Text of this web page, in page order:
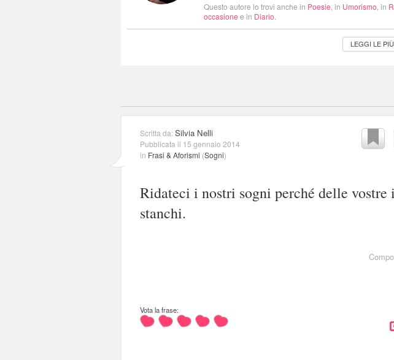
Questo autore lo trovi anche in Poesie , in Umorismo , in
occasione e in Diario
LEGGI LE
Scritta da:Silvia Nelli
Pubblicata il 15 gennaio 2014
in Frasi & Aforismi (Sogni)
Ridateci i nostri sogni perché delle
stanchi.
Vota la frase: